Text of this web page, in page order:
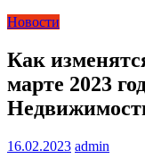
Новости
Как
марте 2023
16.02.2023 admin